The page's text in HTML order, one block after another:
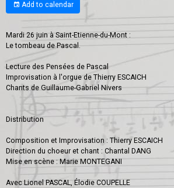
Add to calendar
Mardi 26 juin à Saint-Etienne-du-Mont :
Le tombeau de Pascal.
Lecture des Pensées de Pascal
Improvisation à l'orgue de Thierry ESCAICH
Chants de Guillaume-Gabriel Nivers
Distribution
Composition et Improvisation : Thierry ESCAICH
Direction du choeur et chant : Chantal DANG
Mise en scène : Marie MONTEGANI
Avec Lionel PASCAL, Élodie COUPELLE